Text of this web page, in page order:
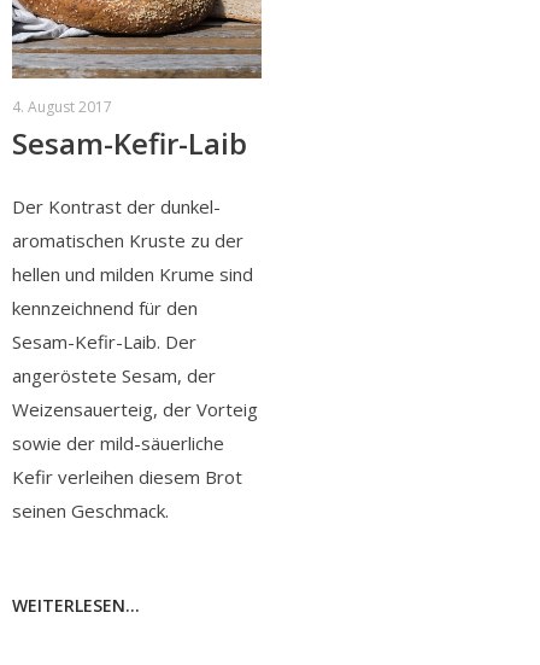
4. August 2017
Sesam-Kefir-Laib
Der Kontrast der dunkel-
aromatischen Kruste zu der
hellen und milden Krume sind
kennzeichnend für den
Sesam-Kefir-Laib. Der
angeröstete Sesam, der
Weizensauerteig, der Vorteig
sowie der mild-säuerliche
Kefir verleihen diesem Brot
seinen Geschmack.
WEITERLESEN...